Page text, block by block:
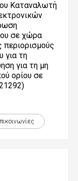
Καταναλωτή
σε χώρα
περιορισμούς
για τη
για τη μη
ορίου σε